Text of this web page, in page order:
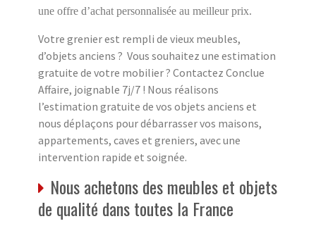
une offre d’achat personnalisée au meilleur prix.
Votre grenier est rempli de vieux meubles,
d’objets anciens ? Vous souhaitez une estimation
gratuite de votre mobilier ? Contactez Conclue
Affaire, joignable 7j/7 ! Nous réalisons
l’estimation gratuite de vos objets anciens et
nous déplaçons pour débarrasser vos maisons,
appartements, caves et greniers, avec une
intervention rapide et soignée.
Nous achetons des meubles et objets
de qualité dans toutes la France